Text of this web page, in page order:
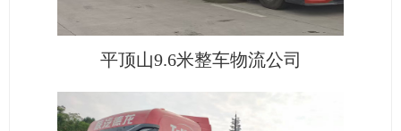
平顶山9.6米整车物流公司